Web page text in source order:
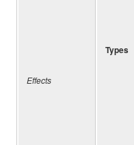
Effects
Types